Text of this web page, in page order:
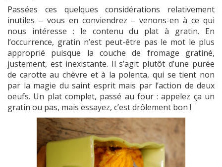
Passées ces quelques considérations relativement
inutiles – vous en conviendrez – venons-en à ce qui
nous intéresse : le contenu du plat à gratin. En
l’occurrence, gratin n’est peut-être pas le mot le plus
approprié puisque la couche de fromage gratiné,
justement, est inexistante. Il s’agit plutôt d’une purée
de carotte au chèvre et à la polenta, qui se tient non
par la magie du saint esprit mais par l’action de deux
oeufs. Un plat complet, passé au four : appelez ça un
gratin ou pas, mais essayez, c’est drôlement bon !